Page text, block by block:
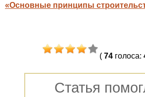
«Основные принципы
( 74 голоса:
Статья